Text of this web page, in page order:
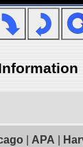
APA